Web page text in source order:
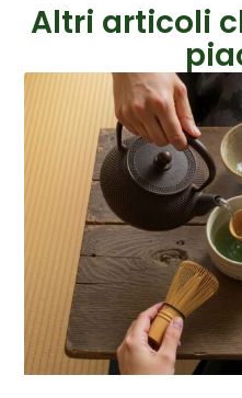
Altri articoli